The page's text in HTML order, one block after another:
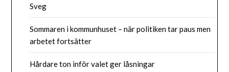
Sveg
Sommaren i kommunhuset – när politiken tar paus men
arbetet fortsätter
Hårdare ton inför valet ger låsningar